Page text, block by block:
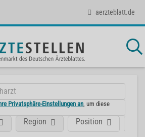
aerzteblatt.de
Privatsphäre-Einstellungen an , um diese
Position
Region